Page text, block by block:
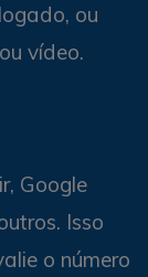
ou
vídeo.
Google
Isso
o número